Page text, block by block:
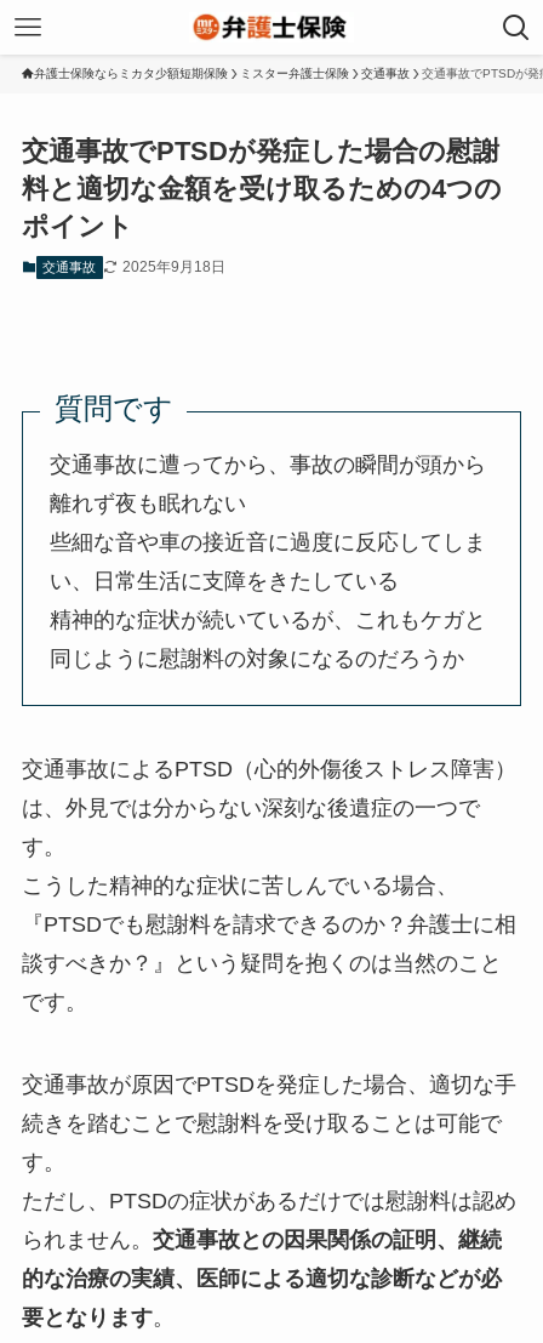
弁護士保険ならミカタ少額短期保険 ミスター弁護士保険 交通事故 交通事故でPTSDが
交通事故でPTSDが発症した場合の慰謝
料と適切な金額を受け取るための4つの
ポイント
交通事故 2025年9月18日
質問です
交通事故に遭ってから、事故の瞬間が頭から
離れず夜も眠れない
些細な音や車の接近音に過度に反応してしま
い、日常生活に支障をきたしている
精神的な症状が続いているが、これもケガと
同じように慰謝料の対象になるのだろうか
交通事故によるPTSD（心的外傷後ストレス障害）
は、外見では分からない深刻な後遺症の一つで
す。
こうした精神的な症状に苦しんでいる場合、
『PTSDでも慰謝料を請求できるのか？弁護士に相
談すべきか？』という疑問を抱くのは当然のこと
です。
交通事故が原因でPTSDを発症した場合、適切な手
続きを踏むことで慰謝料を受け取ることは可能で
す。
ただし、PTSDの症状があるだけでは慰謝料は認め
られません。 交通事故との因果関係の証明、継続
的な治療の実績、医師による適切な診断などが必
要となります。